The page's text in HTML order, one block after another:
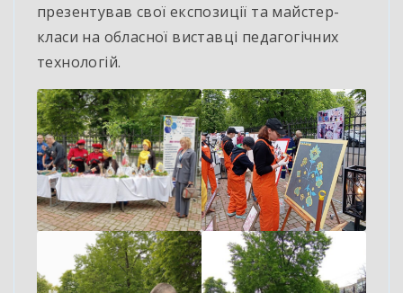
презентував свої експозиції та майстер-
класи на обласної виставці педагогічних
технологій.